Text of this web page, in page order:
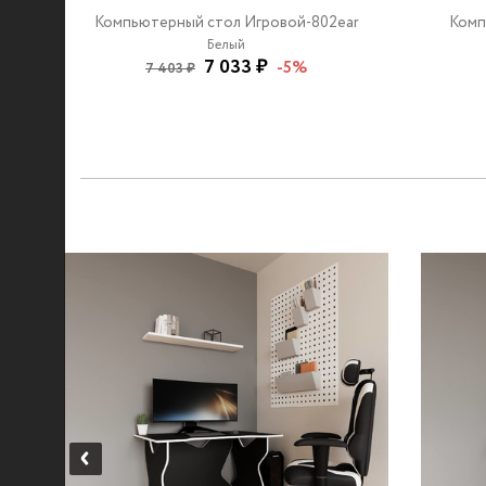
Компьютерный стол Игровой-802ear
Белый
7 403 ₽ 7 033 ₽ -5%